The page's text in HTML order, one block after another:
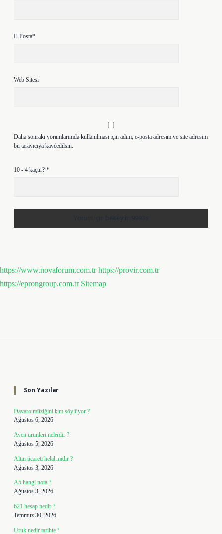
E-Posta*
Web Sitesi
Daha sonraki yorumlarımda kullanılması için adım, e-posta adresim ve site adresim
bu tarayıcıya kaydedilsin.
10 - 4 kaçtır? *
https://www.novaforum.com.tr https://provir.com.tr
https://eprongroup.com.tr Sitemap
Son Yazılar
Davaro müziğini kim söylüyor ?
Ağustos 6, 2026
Aven ürünleri nelerdir ?
Ağustos 5, 2026
Altın ticareti helal midir ?
Ağustos 3, 2026
A5 hangi nota ?
Ağustos 3, 2026
621 hesap nedir ?
Temmuz 30, 2026
Uruk nedir tarihte ?